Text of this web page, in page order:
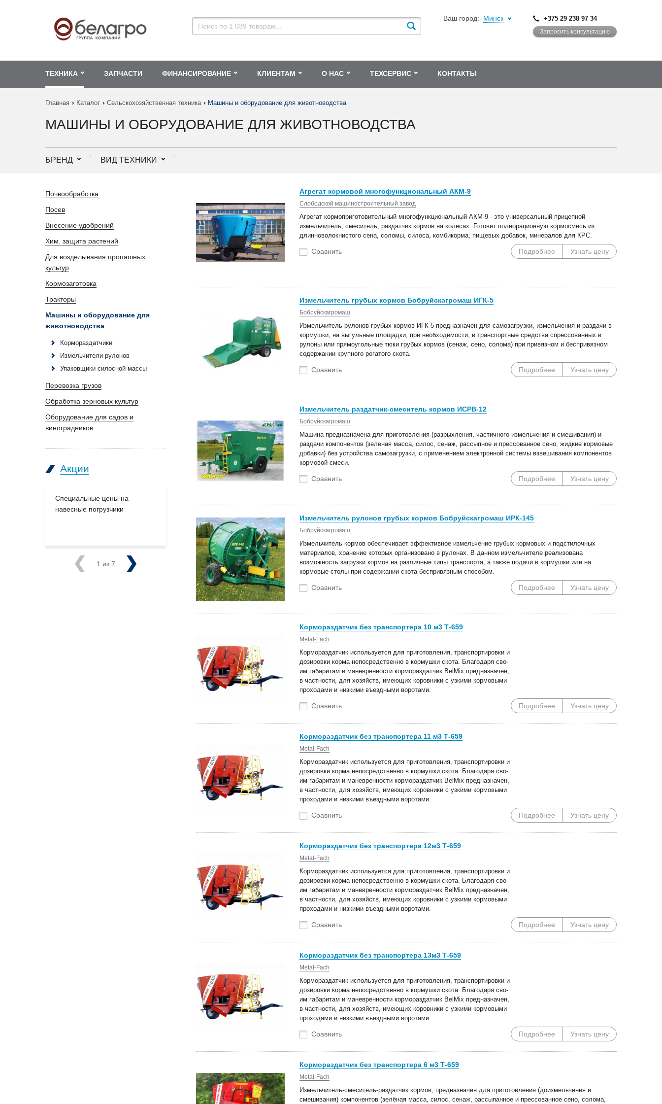
Ваш город: Минск +375 29 238 97 34
Запросить консультацию
ТЕХНИКА ЗАПЧАСТИ ФИНАНСИРОВАНИЕ КЛИЕНТАМ О НАС ТЕХСЕРВИС КОНТАКТЫ
Главная Каталог Сельскохозяйственная техника Машины и оборудование для животноводства
МАШИНЫ И ОБОРУДОВАНИЕ ДЛЯ ЖИВОТНОВОДСТВА
БРЕНД ВИД ТЕХНИКИ
Почвообработка
Посев
Внесение удобрений
Хим. защита растений
Для возделывания пропашных
культур
Кормозаготовка
Тракторы
Машины и оборудование для
животноводства
Кормораздатчики
Измельчители рулонов
Упаковщики силосной массы
Перевозка грузов
Обработка зерновых культур
Оборудование для садов и
виноградников
Акции
Специальные цены на
навесные погрузчики
на склады Белагро в Минске!
PreviousNext
1 из 7
Агрегат кормовой многофункциональный АКМ-9
Слободской машиностроительный завод
Агрегат кормоприготовительный многофункциональный АКМ-9 - это универсальный прицепной
измельчитель, смеситель, раздатчик кормов на колесах. Готовит полнорационную кормосмесь из
длинноволокнистого сена, соломы, силоса, комбикорма, пищевых добавок, минералов для КРС.
Сравнить Подробнее Узнать цену
Измельчитель грубых кормов Бобруйскагромаш ИГК-5
Бобруйскагромаш
Измельчитель рулонов грубых кормов ИГК-5 предназначен для самозагрузки, измельчения и раздачи в
кормушки, на выгульные площадки, при необходимости, в транспортные средства спрессованных в
рулоны или прямоугольные тюки грубых кормов (сенаж, сено, солома) при привязном и беспривязном
содержании крупного рогатого скота.
Сравнить Подробнее Узнать цену
Измельчитель раздатчик-смеситель кормов ИСРВ-12
Бобруйскагромаш
Машина предназначена для приготовления (разрыхления, частичного измельчения и смешивания) и
раздачи компонентов (зеленая масса, силос, сенаж, рассыпное и прессованное сено, жидкие кормовые
добавки) без устройства самозагрузки, с применением электронной системы взвешивания компонентов
кормовой смеси.
Сравнить Подробнее Узнать цену
Измельчитель рулонов грубых кормов Бобруйскагромаш ИРК-145
Бобруйскагромаш
Измельчитель кормов обеспечивает эффективное измельчение грубых кормовых и подстилочных
материалов, хранение которых организовано в рулонах. В данном измельчителе реализована
возможность загрузки кормов на различные типы транспорта, а также подачи в кормушки или на
кормовые столы при содержании скота беспривязным способом.
Сравнить Подробнее Узнать цену
Кормораздатчик без транспортера 10 м3 Т-659
Metal-Fach
Кормораздатчик используется для приготовления, транспортировки и
дозировки корма непосредственно в кормушки скота. Благодаря сво-
им габаритам и маневренности кормораздатчик BelMix предназначен,
в частности, для хозяйств, имеющих коровники с узкими кормовыми
проходами и низкими въездными воротами.
Сравнить Подробнее Узнать цену
Кормораздатчик без транспортера 11 м3 Т-659
Metal-Fach
Кормораздатчик используется для приготовления, транспортировки и
дозировки корма непосредственно в кормушки скота. Благодаря сво-
им габаритам и маневренности кормораздатчик BelMix предназначен,
в частности, для хозяйств, имеющих коровники с узкими кормовыми
проходами и низкими въездными воротами.
Сравнить Подробнее Узнать цену
Кормораздатчик без транспортера 12м3 Т-659
Metal-Fach
Кормораздатчик используется для приготовления, транспортировки и
дозировки корма непосредственно в кормушки скота. Благодаря сво-
им габаритам и маневренности кормораздатчик BelMix предназначен,
в частности, для хозяйств, имеющих коровники с узкими кормовыми
проходами и низкими въездными воротами.
Сравнить Подробнее Узнать цену
Кормораздатчик без транспортера 13м3 Т-659
Metal-Fach
Кормораздатчик используется для приготовления, транспортировки и
дозировки корма непосредственно в кормушки скота. Благодаря сво-
им габаритам и маневренности кормораздатчик BelMix предназначен,
в частности, для хозяйств, имеющих коровники с узкими кормовыми
проходами и низкими въездными воротами.
Сравнить Подробнее Узнать цену
Кормораздатчик без транспортера 6 м3 Т-659
Metal-Fach
Измельчитель-смеситель-раздатчик кормов, предназначен для приготовления (доизмельчения и
смешивания) компонентов (зелёная масса, силос, сенаж, рассыпанное и прессованное сено, солома,